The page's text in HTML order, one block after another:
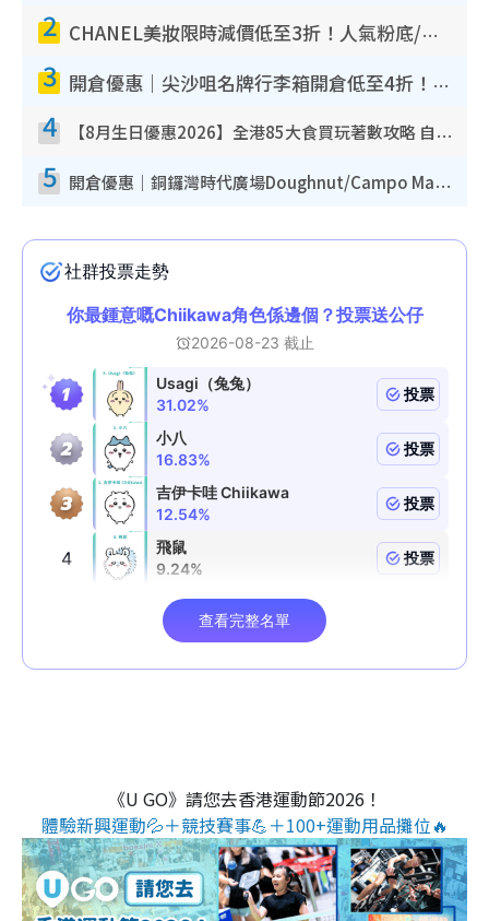
2 CHANEL美妝限時減價低至3折！人氣粉底/唇膏/精華液低至$275！COCO香水都有平
3 開倉優惠｜尖沙咀名牌行李箱開倉低至4折！一連5日 American Tourister/ace./Hallmark $200起！
4 【8月生日優惠2026】全港85大食買玩著數攻略 自助餐/火鍋放題同行免費＋誠品/DONKI送現金券
5 開倉優惠｜銅鑼灣時代廣場Doughnut/Campo Marzio開倉低至1折！背囊、書包、手袋劈價$200起
《U GO》請您去香港運動節2026！
體驗新興運動💦＋競技賽事💪＋100+運動用品攤位🔥